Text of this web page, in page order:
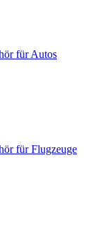
für Autos
für Flugzeuge